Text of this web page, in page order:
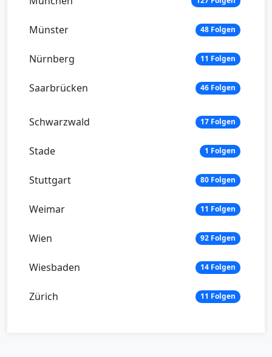
Münster 48 Folgen
Nürnberg 11 Folgen
Saarbrücken 46 Folgen
Schwarzwald 17 Folgen
Stade 1 Folgen
Stuttgart 80 Folgen
Weimar 11 Folgen
Wien 92 Folgen
Wiesbaden 14 Folgen
Zürich 11 Folgen